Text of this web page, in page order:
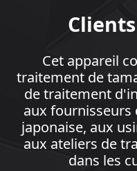
Cet appareil
traitement de
de traitement
aux fournisseurs
japonaise, aux
aux ateliers de
dans les